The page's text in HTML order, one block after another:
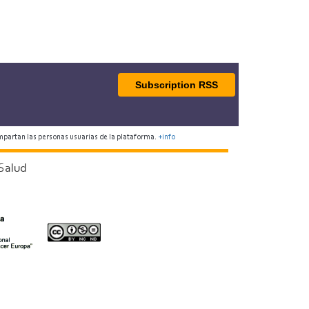
Subscription RSS
las personas usuarias de la plataforma. +info